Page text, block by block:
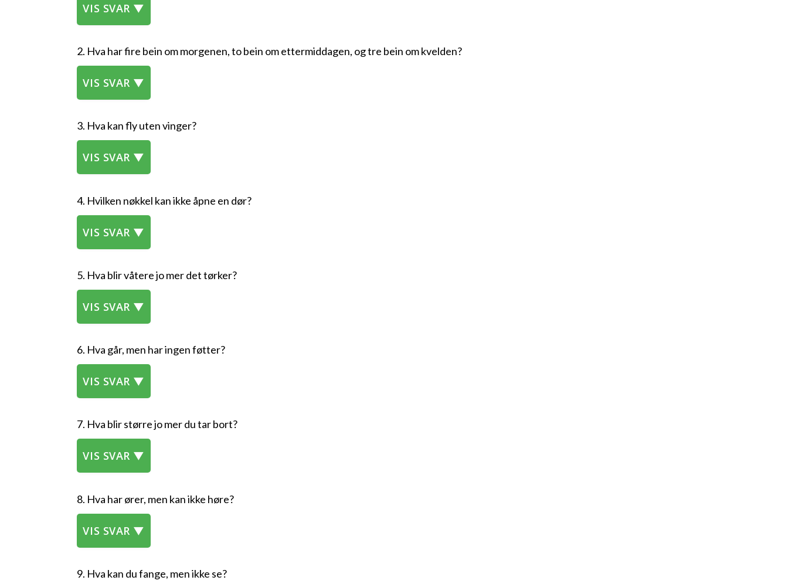
VIS SVAR ▼
2. Hva har fire bein om morgenen, to bein om ettermiddagen, og tre bein om kvelden?
VIS SVAR ▼
3. Hva kan fly uten vinger?
VIS SVAR ▼
4. Hvilken nøkkel kan ikke åpne en dør?
VIS SVAR ▼
5. Hva blir våtere jo mer det tørker?
VIS SVAR ▼
6. Hva går, men har ingen føtter?
VIS SVAR ▼
7. Hva blir større jo mer du tar bort?
VIS SVAR ▼
8. Hva har ører, men kan ikke høre?
VIS SVAR ▼
9. Hva kan du fange, men ikke se?